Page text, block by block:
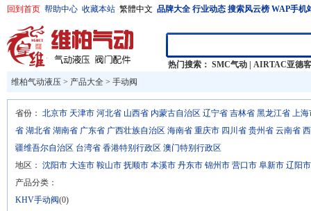
回到首页 帮助中心 收藏本站 繁體中文 品牌大全 行业动态 搜索风云榜 WAP手机
热门搜索： SMC气动
AIRTAC亚德客
维柏气动液压 > 产品大全 > 手动阀
省份： 北京市 天津市 河北省 山西省 内蒙古自治区 辽宁省 吉林省 黑龙江省 上海
省 湖北省 湖南省 广东省 广西壮族自治区 海南省 重庆市 四川省 贵州省 云南省
疆维吾尔自治区 台湾省 香港特别行政区 澳门特别行政区
地区： 沈阳市 大连市 鞍山市 抚顺市 本溪市 丹东市 锦州市 营口市 阜新市 辽阳市
产品分类：
KHV手动阀(0)